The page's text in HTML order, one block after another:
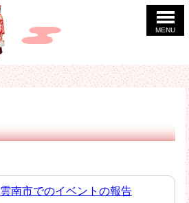
MENU
雲南市でのイベントの報告